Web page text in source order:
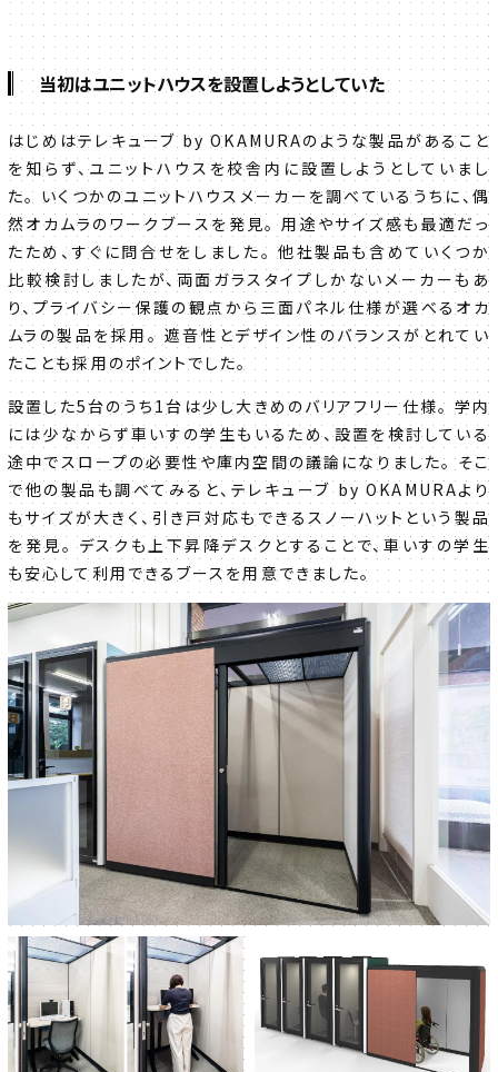
当初はユニットハウスを設置しようとしていた
はじめはテレキューブ by OKAMURAのような製品があること
を知らず、ユニットハウスを校舎内に設置しようとしていまし
た。 いくつかのユニットハウスメーカーを調べているうちに、偶
然オカムラのワークブースを発見。 用途やサイズ感も最適だっ
たため、すぐに問合せをしました。 他社製品も含めていくつか
比較検討しましたが、両面ガラスタイプしかないメーカーもあ
り、プライバシー保護の観点から三面パネル仕様が選べるオカ
ムラの製品を採用。 遮音性とデザイン性のバランスがとれてい
たことも採用のポイントでした。
設置した5台のうち1台は少し大きめのバリアフリー仕様。 学内
には少なからず車いすの学生もいるため、設置を検討している
途中でスロープの必要性や庫内空間の議論になりました。 そこ
で他の製品も調べてみると、テレキューブ by OKAMURAより
もサイズが大きく、引き戸対応もできるスノーハットという製品
を発見。 デスクも上下昇降デスクとすることで、車いすの学生
も安心して利用できるブースを用意できました。